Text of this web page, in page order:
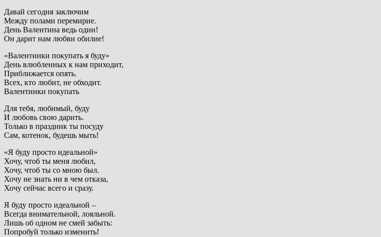
Давай сегодня заключим
Между полами перемирие.
День Валентина ведь один!
Он дарит нам любви обилие!
«Валентинки покупать я буду»
День влюбленных к нам приходит,
Приближается опять.
Всех, кто любит, не обходит.
Валентинки покупать
Для тебя, любимый, буду
И любовь свою дарить.
Только в праздник ты посуду
Сам, котенок, будешь мыть!
«Я буду просто идеальной»
Хочу, чтоб ты меня любил,
Хочу, чтоб ты со мною был.
Хочу не знать ни в чем отказа,
Хочу сейчас всего и сразу.
Я буду просто идеальной –
Всегда внимательной, лояльной.
Лишь об одном не смей забыть:
Попробуй только изменить!